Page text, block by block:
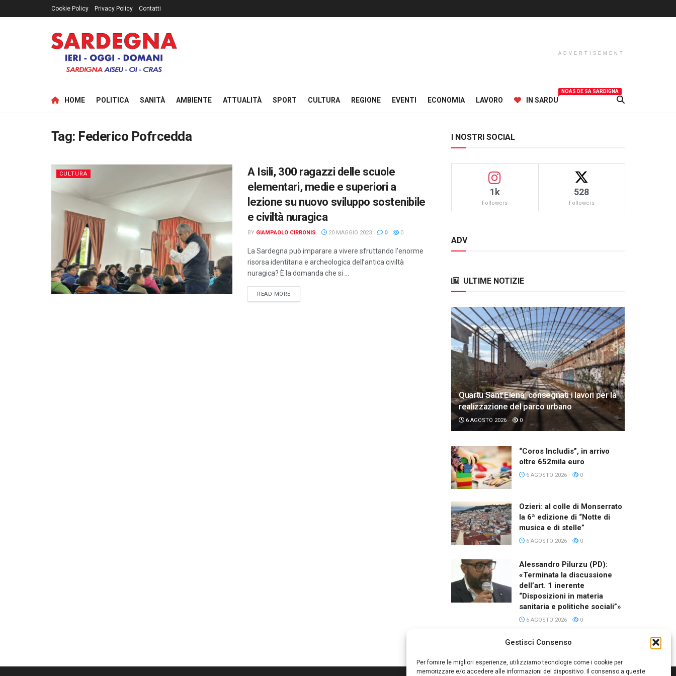
Gestisci Consenso
Per fornire le migliori esperienze, utilizziamo tecnologie come i cookie per
memorizzare e/o accedere alle informazioni del dispositivo. Il consenso a queste
Cookie Policy Privacy Policy Contatti
ADVERTISEMENT
HOME POLITICA SANITÀ AMBIENTE ATTUALITÀ SPORT CULTURA REGIONE EVENTI ECONOMIA LAVORO IN SARDU
NOAS DE SA SARDIGNA
Tag: Federico Pofrcedda
CULTURA
A Isili, 300 ragazzi delle scuole
elementari, medie e superiori a
lezione su nuovo sviluppo sostenibile
e civiltà nuragica
BY GIAMPAOLO CIRRONIS 20 MAGGIO 2023 0 0
La Sardegna può imparare a vivere sfruttando l’enorme
risorsa identitaria e archeologica dell’antica civiltà
nuragica? È la domanda che si ...
READ MOREDETAILS
I NOSTRI SOCIAL
1k
Followers
528
Followers
ADV
ULTIME NOTIZIE
Quartu Sant’Elena: consegnati i lavori per la
realizzazione del parco urbano
6 AGOSTO 2026 0
“Coros Includis”, in arrivo
oltre 652mila euro
6 AGOSTO 2026 0
Ozieri: al colle di Monserrato
la 6ª edizione di “Notte di
musica e di stelle”
6 AGOSTO 2026 0
Alessandro Pilurzu (PD):
«Terminata la discussione
dell’art. 1 inerente
“Disposizioni in materia
sanitaria e politiche sociali”»
6 AGOSTO 2026 0